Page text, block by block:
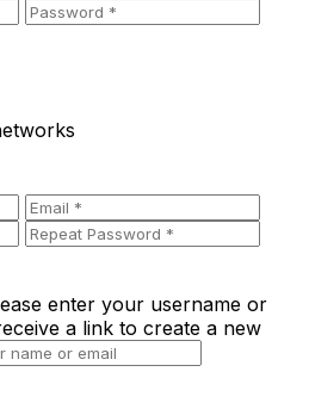
enter your username or
a link to create a new